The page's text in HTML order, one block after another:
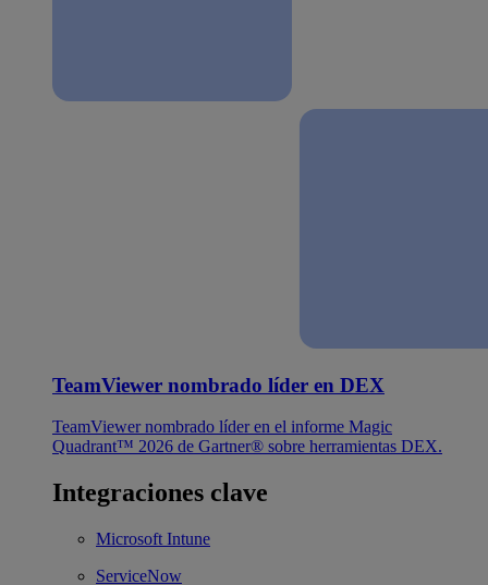
TeamViewer nombrado líder en DEX
TeamViewer nombrado líder en el informe Magic
Quadrant™ 2026 de Gartner® sobre herramientas DEX.
Integraciones clave
Microsoft Intune
ServiceNow